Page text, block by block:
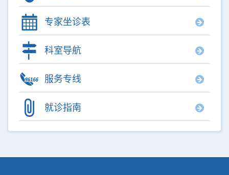
专家坐诊表
科室导航
服务专线
就诊指南